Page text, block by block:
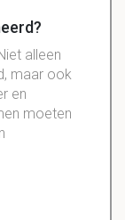
alleen
maar ook
en
moeten